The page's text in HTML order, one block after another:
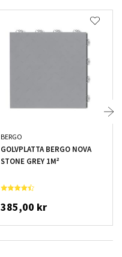
BERGO
GOLVPLATTA BERGO NOVA
STONE GREY 1M²
385,00 kr